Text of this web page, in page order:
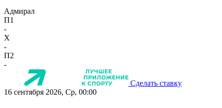
Адмирал
П1
-
X
-
П2
-
Сделать ставку
16 сентября 2026, Ср, 00:00